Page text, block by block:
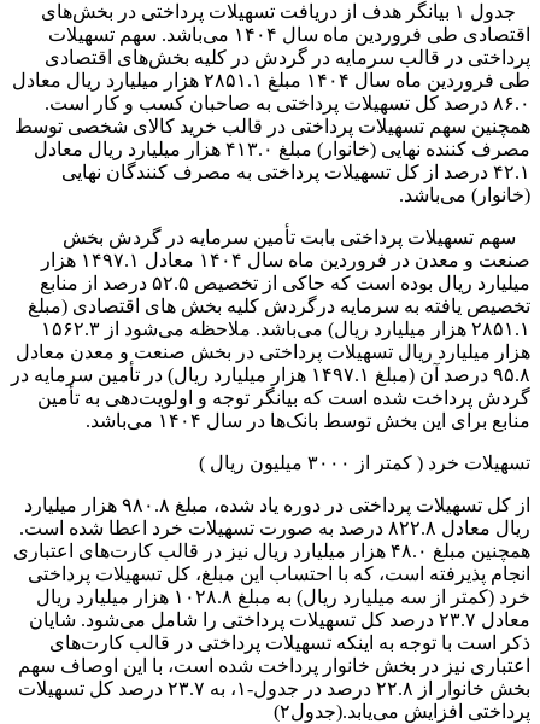
جدول ۱ بیانگر هدف از دریافت تسهیلات پرداختی در بخش‌های
اقتصادی طی فروردین ماه سال ۱۴۰۴ می‌باشد. سهم تسهیلات
پرداختی در قالب سرمایه در گردش در کلیه بخش‌های اقتصادی
طی فروردین ماه سال ۱۴۰۴ مبلغ ۲۸۵۱.۱ هزار میلیارد ریال معادل
۸۶.۰ درصد کل تسهیلات پرداختی به صاحبان کسب و کار است.
همچنین سهم تسهیلات پرداختی در قالب خرید کالای شخصی توسط
مصرف کننده نهایی (خانوار) مبلغ ۴۱۳.۰ هزار میلیارد ریال معادل
۴۲.۱ درصد از کل تسهیلات پرداختی به مصرف کنندگان نهایی
(خانوار) می‌باشد.
سهم تسهیلات پرداختی بابت تأمین سرمایه در گردش بخش
صنعت و معدن در فروردین ماه سال ۱۴۰۴ معادل ۱۴۹۷.۱ هزار
میلیارد ریال بوده است که حاکی از تخصیص ۵۲.۵ درصد از منابع
تخصیص یافته به سرمایه درگردش کلیه بخش های اقتصادی (مبلغ
۲۸۵۱.۱ هزار میلیارد ریال) می‌باشد. ملاحظه می‌شود از ۱۵۶۲.۳
هزار میلیارد ریال تسهیلات پرداختی در بخش صنعت و معدن معادل
۹۵.۸ درصد آن (مبلغ ۱۴۹۷.۱ هزار میلیارد ریال) در تأمین سرمایه در
گردش پرداخت شده است که بیانگر توجه و اولویت‌دهی به تأمین
منابع برای این بخش توسط بانک‌ها در سال ۱۴۰۴ می‌‌باشد.
تسهیلات خرد ( کمتر از ۳۰۰۰ میلیون ریال )
از کل تسهیلات پرداختی در دوره یاد شده، مبلغ ۹۸۰.۸ هزار میلیارد
ریال معادل ۸۲۲.۸ درصد به صورت تسهیلات خرد اعطا شده است.
همچنین مبلغ ۴۸.۰ هزار میلیارد ریال نیز در قالب کارت‌های اعتباری
انجام پذیرفته است، که با احتساب این مبلغ، کل تسهیلات پرداختی
خرد (کمتر از سه میلیارد ریال) به مبلغ ۱۰۲۸.۸ هزار میلیارد ریال
معادل ۲۳.۷ درصد کل تسهیلات پرداختی را شامل می‌شود. شایان
ذکر است با توجه به اینکه تسهیلات پرداختی در قالب کارت‌های
اعتباری نیز در بخش خانوار پرداخت شده است، با این اوصاف سهم
بخش خانوار از ۲۲.۸ درصد در جدول‌-۱، به ۲۳.۷ درصد کل تسهیلات
پرداختی افزایش می‌یابد.(جدول۲)